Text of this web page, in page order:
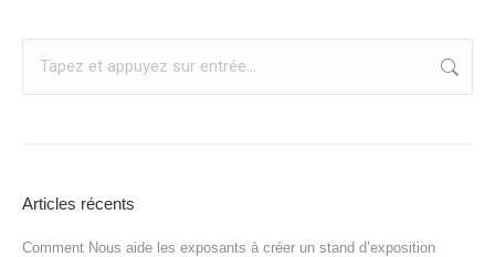
Articles récents
Comment Nous aide les exposants à créer un stand d’exposition